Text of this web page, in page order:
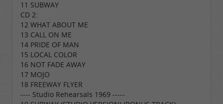
11 SUBWAY
CD 2:
12 WHAT ABOUT ME
13 CALL ON ME
14 PRIDE OF MAN
15 LOCAL COLOR
16 NOT FADE AWAY
17 MOJO
18 FREEWAY FLYER
---- Studio Rehearsals 1969 -----